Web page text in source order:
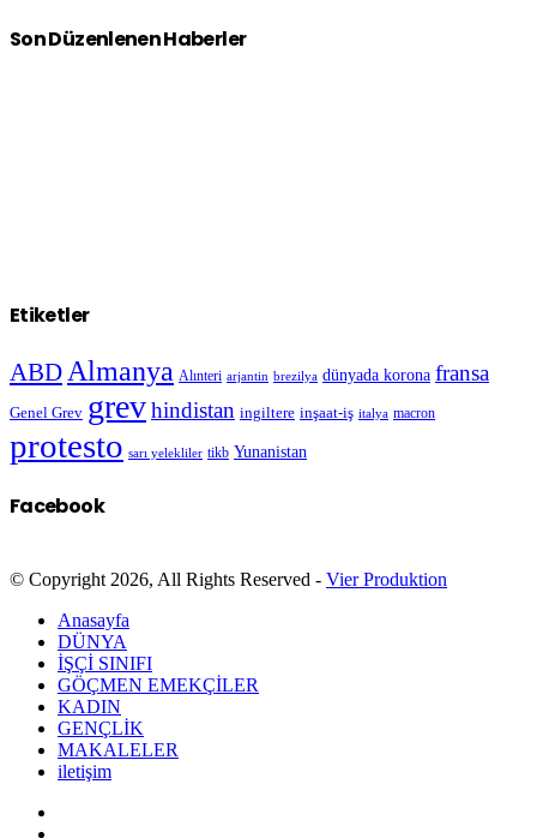
Son Düzenlenen Haberler
Etiketler
ABD Almanya Alınteri arjantin brezilya dünyada korona fransa
Genel Grev grevhindistan ingiltere inşaat-iş italya macron
protesto sarı yelekliler tikb Yunanistan
Facebook
© Copyright 2026, All Rights Reserved - Vier Produktion
Anasayfa
DÜNYA
İŞÇİ SINIFI
GÖÇMEN EMEKÇİLER
KADIN
GENÇLİK
MAKALELER
iletişim